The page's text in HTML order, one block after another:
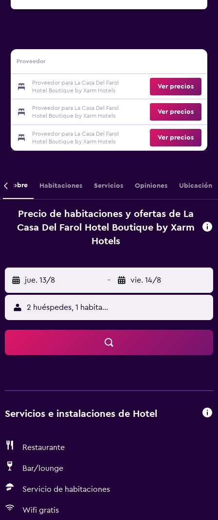
Proveedor
Proveedor para La Casa Del Farol
Hotel Boutique by Xarm Hotels
Ver precios
Proveedor para La Casa Del Farol
Hotel Boutique by Xarm Hotels
Ver precios
Proveedor para La Casa Del Farol
Hotel Boutique by Xarm Hotels
Ver precios
Sobre Habitaciones Servicios Opiniones Ubicación
Precio de habitaciones y ofertas de La
Casa Del Farol Hotel Boutique by Xarm
Hotels
jue. 13/8 - vie. 14/8
2 huéspedes, 1 habitación
Servicios e instalaciones de Hotel
Restaurante
Bar/lounge
Servicio de habitaciones
Wifi gratis